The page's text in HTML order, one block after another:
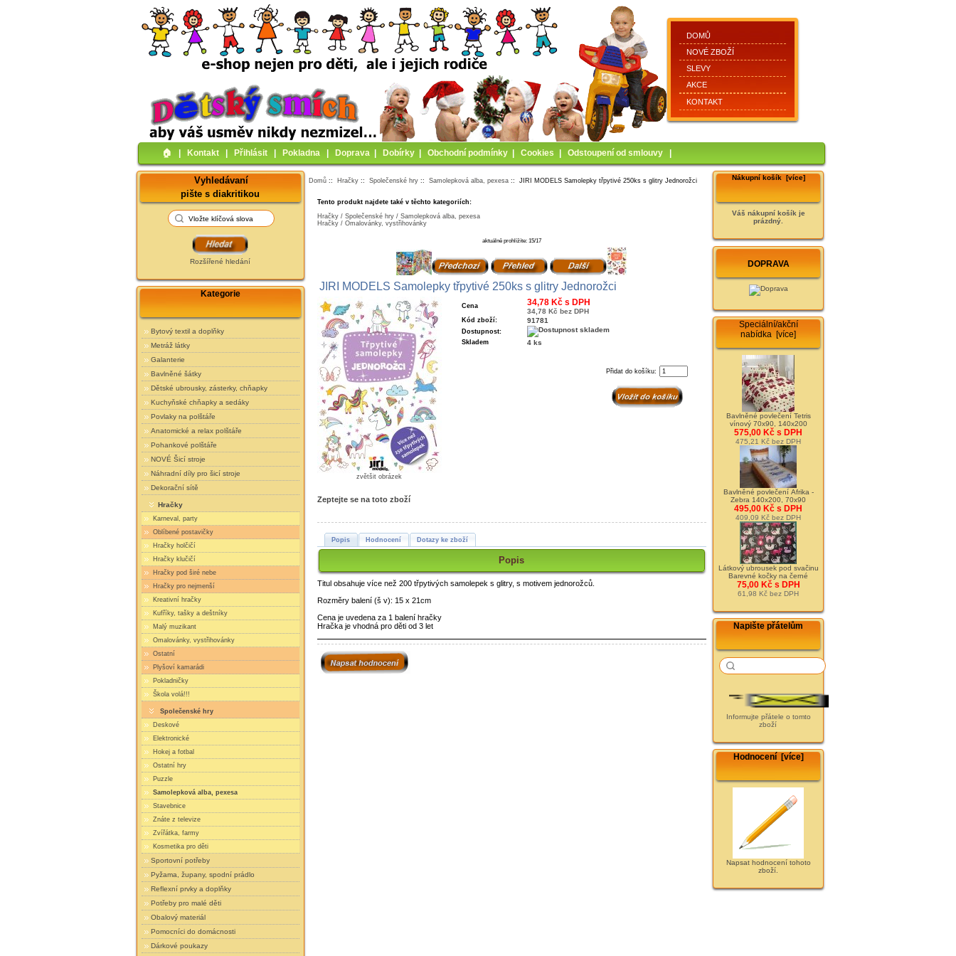
DOMŮ
NOVÉ ZBOŽÍ
SLEVY
AKCE
KONTAKT
🏠︎ Kontakt Přihlásit Pokladna Doprava Dobírky Obchodní podmínky Cookies Odstoupení od smlouvy
Vyhledávaní
pište s diakritikou
Rozšířené hledání
Kategorie
Bytový textil a doplňky
Metráž látky
Galanterie
Bavlněné šátky
Dětské ubrousky, zásterky, chňapky
Kuchyňské chňapky a sedáky
Povlaky na polštáře
Anatomické a relax polštáře
Pohankové polštáře
NOVÉ Šicí stroje
Náhradní díly pro šicí stroje
Dekorační sítě
Hračky
Karneval, party
Oblíbené postavičky
Hračky holčičí
Hračky klučičí
Hračky pod širé nebe
Hračky pro nejmenší
Kreativní hračky
Kufříky, tašky a deštníky
Malý muzikant
Omalovánky, vystřihovánky
Ostatní
Plyšoví kamarádi
Pokladničky
Škola volá!!!
Společenské hry
Deskové
Elektronické
Hokej a fotbal
Ostatní hry
Puzzle
Samolepková alba, pexesa
Stavebnice
Znáte z televize
Zvířátka, farmy
Kosmetika pro děti
Sportovní potřeby
Pyžama, župany, spodní prádlo
Reflexní prvky a doplňky
Potřeby pro malé děti
Obalový materiál
Pomocníci do domácnosti
Dárkové poukazy
Domů :: Hračky ::Společenské hry ::Samolepková alba, pexesa :: JIRI MODELS Samolepky třpytivé 250ks s glitry Jednorožci
Tento produkt najdete také v těchto kategoriích:
Hračky / Společenské hry / Samolepková alba, pexesa
Hračky / Omalovánky, vystřihovánky
aktuálně prohlížíte: 15/17
JIRI MODELS Samolepky třpytivé 250ks s glitry Jednorožci
zvětšit obrázek
Cena 34,78 Kč s DPH
34,78 Kč bez DPH
Kód zboží: 91781
Dostupnost:
Skladem
4 ks
Přidat do košíku:
Zeptejte se na toto zboží
Popis Hodnocení Dotazy ke zboží
Popis
Titul obsahuje více než 200 třpytivých samolepek s glitry, s motivem jednorožců.
Rozměry balení (š v): 15 x 21cm
Cena je uvedena za 1 balení hračky
Hračka je vhodná pro děti od 3 let
Nákupní košík [více]
Váš nákupní košík je
prázdný.
DOPRAVA
Speciální/akční
nabídka [více]
Bavlněné povlečení Tetris
vínový 70x90, 140x200
575,00 Kč s DPH
475,21 Kč bez DPH
Bavlněné povlečení Afrika -
Zebra 140x200, 70x90
495,00 Kč s DPH
409,09 Kč bez DPH
Látkový ubrousek pod svačinu
Barevné kočky na černé
75,00 Kč s DPH
61,98 Kč bez DPH
Napište přátelům
Informujte přátele o tomto
zboží
Hodnocení [více]
Napsat hodnocení tohoto
zboží.